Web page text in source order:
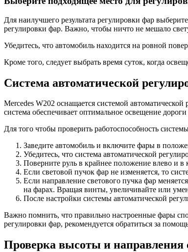
Для наилучшего результата регулировки фар
регулировки фар. Важно, чтобы ничто не мешало
Убедитесь, что автомобиль находится на ровной
Кроме того, следует выбрать время суток, когда
Система автоматической
Mercedes W202 оснащается системой
система обеспечивает оптимальное освещение
Для того чтобы проверить работоспособность
Заведите автомобиль и включите фары в
Убедитесь, что система автоматической
Поверните руль в крайнее положение влево и в
Если световой пучок фар не изменяется, то
Если направление светового пучка фар
на фарах. Вращая винты, увеличивайте или
После настройки системы автоматической
Важно помнить, что правильно настроенные фары
регулировки фар, рекомендуется обратиться за
Проверка высоты и направления